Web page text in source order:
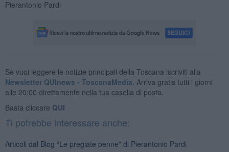
Pierantonio Pardi
Se vuoi leggere le notizie principali della Toscana iscriviti alla
Newsletter QUInews - ToscanaMedia. Arriva gratis tutti i giorni
alle 20:00 direttamente nella tua casella di posta.
Basta cliccare QUI
Ti potrebbe interessare anche:
Articoli dal Blog “Le pregiate penne” di Pierantonio Pardi